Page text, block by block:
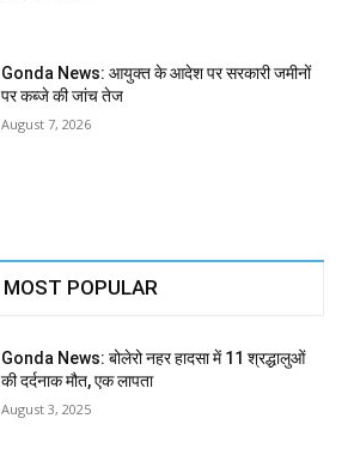
Gonda News: आयुक्त के आदेश पर सरकारी जमीनों
पर कब्जे की जांच तेज
August 7, 2026
MOST POPULAR
Gonda News: बोलेरो नहर हादसा में 11 श्रद्धालुओं
की दर्दनाक मौत, एक लापता
August 3, 2025